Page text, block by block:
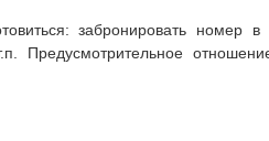
забронировать номер в
Предусмотрительное